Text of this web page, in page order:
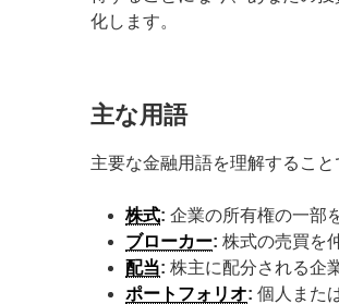
化します。
主な用語
主要な金融用語を理解するこ
株式: 企業の所有権の一部
ブローカー: 株式の売買を
配当: 株主に配分される企
ポートフォリオ: 個人また